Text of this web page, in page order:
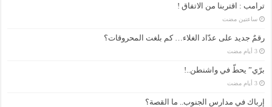
ترامب : اقتربنا من الاتفاق !
‏ساعتين مضت
رقمٌ جديد على عدّاد الغلاء… كم بلغت المحروقات؟
‏3 أيام مضت
برّي” يحطّ في واشنطن..!
‏3 أيام مضت
إرباك في مدارس الجنوب.. ما القصة؟